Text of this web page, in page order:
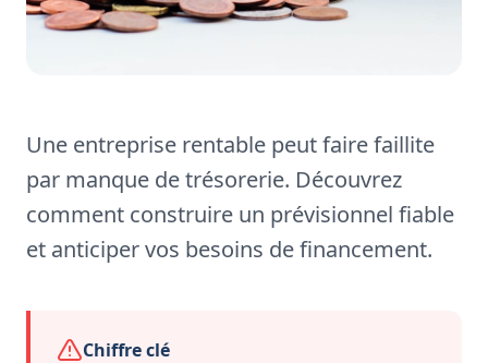
Une entreprise rentable peut faire faillite
par manque de trésorerie. Découvrez
comment construire un prévisionnel fiable
et anticiper vos besoins de financement.
Chiffre clé